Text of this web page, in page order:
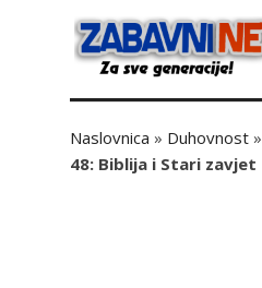
Naslovnica » Duhovnost »
48: Biblija i Stari zavjet